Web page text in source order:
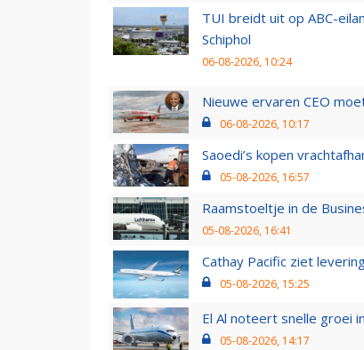
TUI breidt uit op ABC-
Schiphol
06-08-2026, 10:24
Nieuwe ervaren CEO
06-08-2026, 10:17
Saoedi’s kopen
05-08-2026, 16:57
Raamstoeltje in de
05-08-2026, 16:41
Cathay Pacific ziet
05-08-2026, 15:25
El Al noteert snelle groei
05-08-2026, 14:17